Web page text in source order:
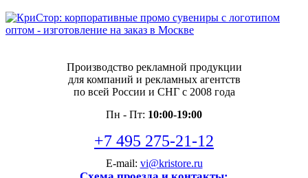
Производство рекламной продукции
для компаний и рекламных агентств
по всей России и СНГ с 2008 года
Пн - Пт: 10:00-19:00
+7 495 275-21-12
E-mail: vi@kristore.ru